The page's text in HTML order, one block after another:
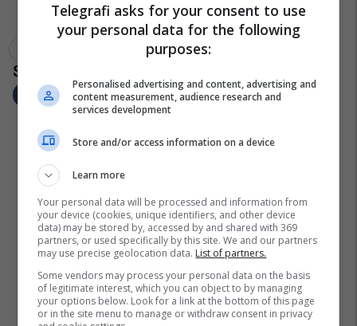
Racizëm
Telegrafi asks for your consent to use
your personal data for the following
purposes:
Personalised advertising and content, advertising and
content measurement, audience research and
services development
Store and/or access information on a device
Learn more
Your personal data will be processed and information from
your device (cookies, unique identifiers, and other device
data) may be stored by, accessed by and shared with 369
partners, or used specifically by this site. We and our partners
may use precise geolocation data. List of partners.
Some vendors may process your personal data on the basis
of legitimate interest, which you can object to by managing
your options below. Look for a link at the bottom of this page
or in the site menu to manage or withdraw consent in privacy